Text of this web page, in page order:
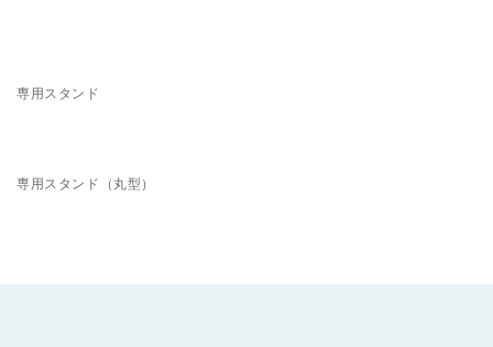
専用スタンド
専用スタンド（丸型）